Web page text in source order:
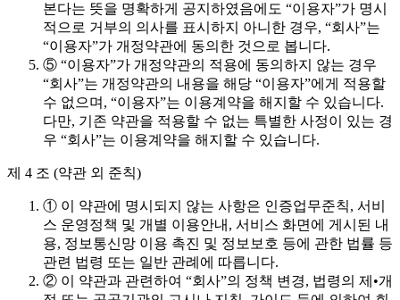
본다는 뜻을 명확하게 공지하였음에도 “이용자”가 명시
적으로 거부의 의사를 표시하지 아니한 경우, “회사”는
“이용자”가 개정약관에 동의한 것으로 봅니다.
⑤ “이용자”가 개정약관의 적용에 동의하지 않는 경우
“회사”는 개정약관의 내용을 해당 “이용자”에게 적용할
수 없으며, “이용자”는 이용계약을 해지할 수 있습니다.
다만, 기존 약관을 적용할 수 없는 특별한 사정이 있는 경
우 “회사”는 이용계약을 해지할 수 있습니다.
제 4 조 (약관 외 준칙)
① 이 약관에 명시되지 않는 사항은 인증업무준칙, 서비
스 운영정책 및 개별 이용안내, 서비스 화면에 게시된 내
용, 정보통신망 이용 촉진 및 정보보호 등에 관한 법률 등
관련 법령 또는 일반 관례에 따릅니다.
② 이 약관과 관련하여 “회사”의 정책 변경, 법령의 제•개